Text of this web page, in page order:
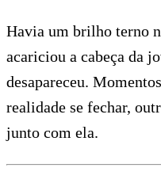
Havia um brilho terno
acariciou a cabeça da
desapareceu.
realidade se fechar,
junto com ela.